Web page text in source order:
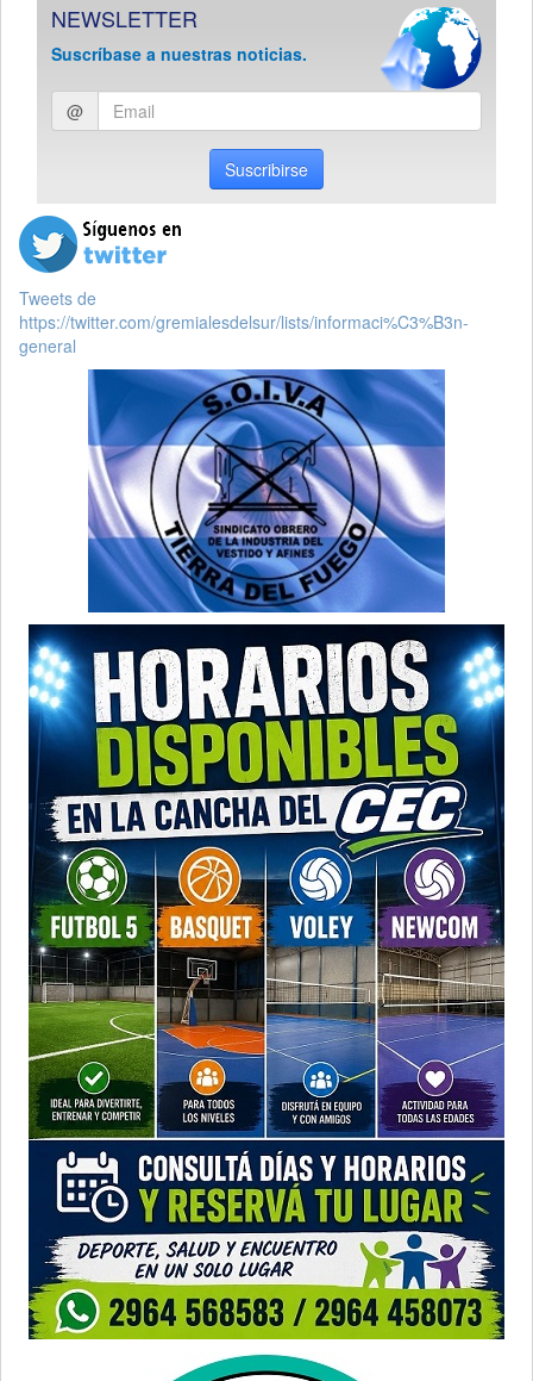
NEWSLETTER
Suscríbase a nuestras noticias.
Ingresar
email
@
Suscribirse
Tweets de
https://twitter.com/gremialesdelsur/lists/informaci%C3%B3n-
general